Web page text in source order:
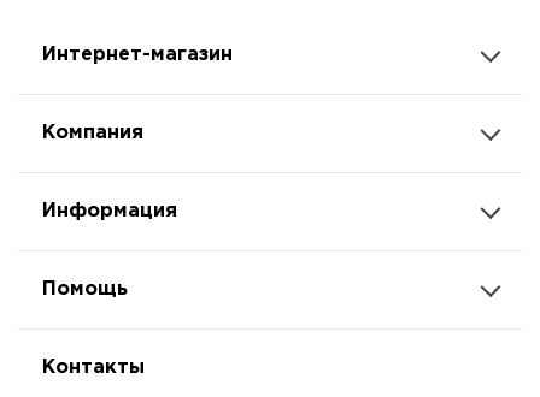
Интернет-магазин
Компания
Информация
Помощь
Контакты